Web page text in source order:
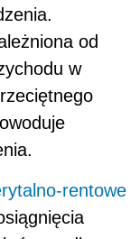
od
w
rentowe